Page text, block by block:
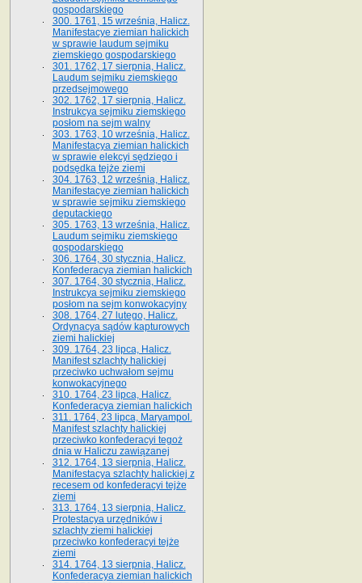
gospodarskiego
300. 1761, 15 września, Halicz.
Manifestacye ziemian halickich
w sprawie laudum sejmiku
ziemskiego gospodarskiego
301. 1762, 17 sierpnia, Halicz.
Laudum sejmiku ziemskiego
przedsejmowego
302. 1762, 17 sierpnia, Halicz.
Instrukcya sejmiku ziemskiego
posłom na sejm walny
303. 1763, 10 września, Halicz.
Manifestacya ziemian halickich
w sprawie elekcyi sędziego i
podsędka tejże ziemi
304. 1763, 12 września, Halicz.
Manifestacye ziemian halickich
w sprawie sejmiku ziemskiego
deputackiego
305. 1763, 13 września, Halicz.
Laudum sejmiku ziemskiego
gospodarskiego
306. 1764, 30 stycznia, Halicz.
Konfederacya ziemian halickich
307. 1764, 30 stycznia, Halicz.
Instrukcya sejmiku ziemskiego
posłom na sejm konwokacyjny
308. 1764, 27 lutego, Halicz.
Ordynacya sądów kapturowych
ziemi halickiej
309. 1764, 23 lipca, Halicz.
Manifest szlachty halickiej
przeciwko uchwałom sejmu
konwokacyjnego
310. 1764, 23 lipca, Halicz.
Konfederacya ziemian halickich
311. 1764, 23 lipca, Maryampol.
Manifest szlachty halickiej
przeciwko konfederacyi tegoż
dnia w Haliczu zawiązanej
312. 1764, 13 sierpnia, Halicz.
Manifestacya szlachty halickiej z
recesem od konfederacyi tejże
ziemi
313. 1764, 13 sierpnia, Halicz.
Protestacya urzędników i
szlachty ziemi halickiej
przeciwko konfederacyi tejże
ziemi
314. 1764, 13 sierpnia, Halicz.
Konfederacya ziemian halickich